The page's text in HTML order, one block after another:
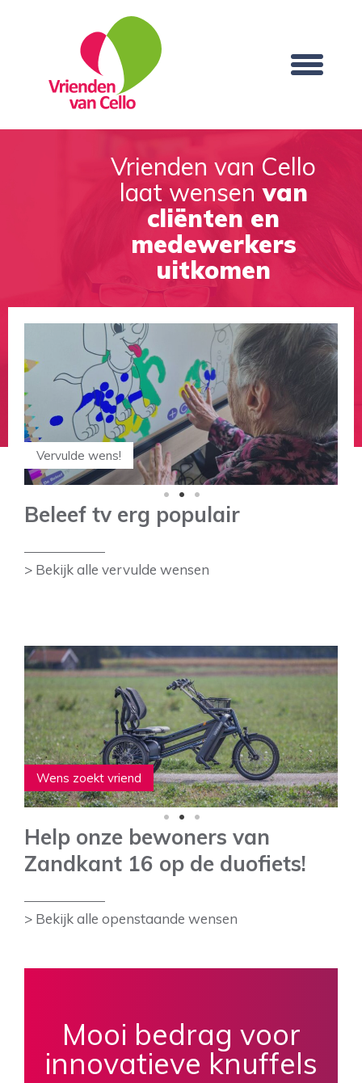
Vrienden van Cello
laat wensen van
cliënten en
medewerkers
uitkomen
Vervulde wens!
Vervulde wens!
Beleef tv erg populair
> Bekijk alle vervulde wensen
Vervulde wens!
1 2 3
Wens zoekt vriend
Wens zoekt vriend
Help onze bewoners van
Zandkant 16 op de duofiets!
> Bekijk alle openstaande wensen
Wens zoekt vriend
1 2 3
Mooi bedrag voor
innovatieve knuffels